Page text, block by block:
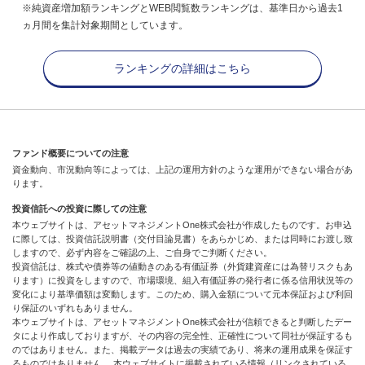
※純資産増加額ランキングとWEB閲覧数ランキングは、基準日から過去1
ヵ月間を集計対象期間としています。
ランキングの詳細はこちら
ファンド概要についての注意
資金動向、市況動向等によっては、上記の運用方針のような運用ができない場合があ
ります。
投資信託への投資に際しての注意
本ウェブサイトは、アセットマネジメントOne株式会社が作成したものです。お申込
に際しては、投資信託説明書（交付目論見書）をあらかじめ、または同時にお渡し致
しますので、必ず内容をご確認の上、ご自身でご判断ください。
投資信託は、株式や債券等の値動きのある有価証券（外貨建資産には為替リスクもあ
ります）に投資をしますので、市場環境、組入有価証券の発行者に係る信用状況等の
変化により基準価額は変動します。このため、購入金額について元本保証および利回
り保証のいずれもありません。
本ウェブサイトは、アセットマネジメントOne株式会社が信頼できると判断したデー
タにより作成しておりますが、その内容の完全性、正確性について同社が保証するも
のではありません。また、掲載データは過去の実績であり、将来の運用成果を保証す